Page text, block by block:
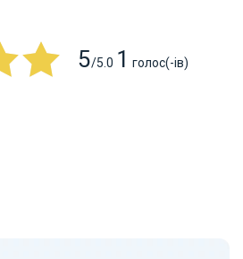
5/5.0 1 голос(-ів)